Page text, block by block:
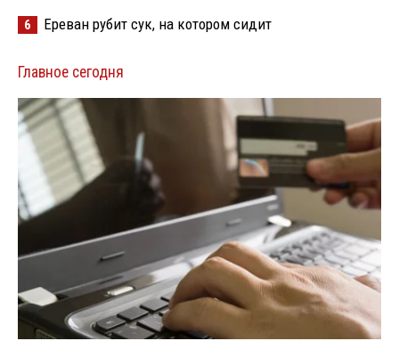
6 Ереван рубит сук, на котором сидит
Главное сегодня